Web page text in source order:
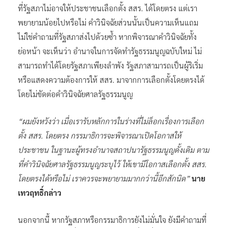
ที่รัฐสภาไม่อาจให้ประชาชนเลือกตั้ง สสร. ได้โดยตรง แต่เรา
พยายามน้อยไปหรือไม่ คำวินิจฉัยส่วนนั้นเป็นความเห็นแถม
ไม่ใช่คำถามที่รัฐสภาส่งไปด้วยซ้ำ หากพิจารณาคำวินิจฉัยทั้ง
ย่อหน้า จะเห็นว่า อำนาจในการจัดทำรัฐธรรมนูญฉบับใหม่ ไม่
สามารถทำได้โดยรัฐสภาเพียงลำพัง รัฐสภาสามารถเป็นผู้ริเริ่ม
หรือแสดงความต้องการให้ สสร. มาจากการเลือกตั้งโดยตรงได้
โดยไม่ขัดต่อคำวินิจฉัยศาลรัฐธรรมนูญ
“ผมยังหวังว่า เมื่อเรารับหลักการในร่างที่ไม่ล็อกเรื่องการเลือก
ตั้ง สสร. โดยตรง กรรมาธิการจะพิจารณาเปิดโอกาสให้
ประชาชน ในฐานะผู้ทรงอำนาจสถาปนารัฐธรรมนูญดั้งเดิม ตาม
ที่คำวินิจฉัยศาลรัฐธรรมนูญระบุไว้ ให้เขามีโอกาสเลือกตั้ง สสร.
โดยตรงได้หรือไม่ เราควรจะพยายามมากกว่านี้อีกสักนิด” นาย
เทวฤทธิ์กล่าว
นอกจากนี้ หากรัฐสภาหรือกรรมาธิการยังไม่มั่นใจ ยังมีคำถามที่